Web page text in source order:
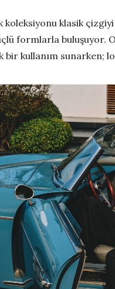
koleksiyonu klasik
formlarla buluşuyor.
bir kullanım sunarken;